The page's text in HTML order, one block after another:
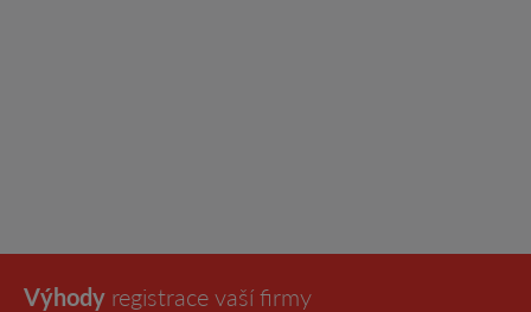
Výhody registrace vaší firmy